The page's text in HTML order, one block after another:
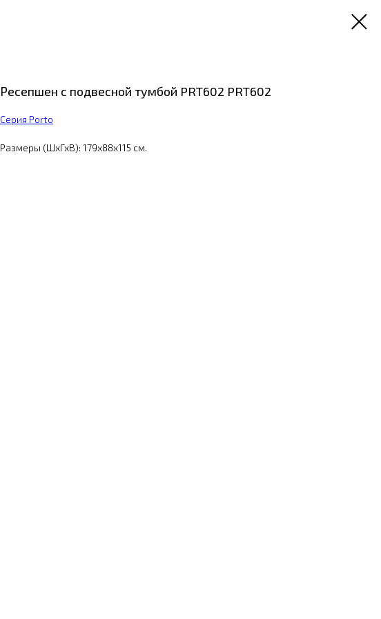
Ресепшен с подвесной тумбой PRT602 PRT602
Серия Porto
Размеры (ШхГхВ): 179x88x115 см.